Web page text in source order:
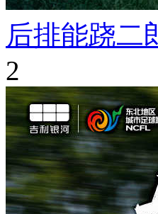
后排能跷二
2